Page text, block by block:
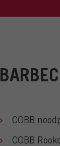
COBB
COBB